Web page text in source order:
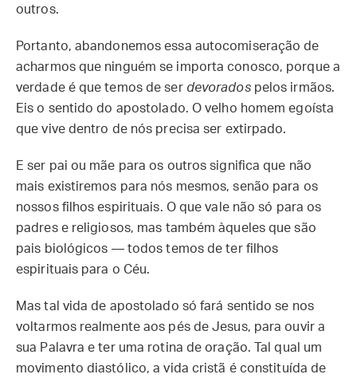
outros.
Portanto, abandonemos essa autocomiseração de
acharmos que ninguém se importa conosco, porque a
verdade é que temos de ser devoradospelos irmãos.
Eis o sentido do apostolado. O velho homem egoísta
que vive dentro de nós precisa ser extirpado.
E ser pai ou mãe para os outros significa que não
mais existiremos para nós mesmos, senão para os
nossos filhos espirituais. O que vale não só para os
padres e religiosos, mas também àqueles que são
pais biológicos — todos temos de ter filhos
espirituais para o Céu.
Mas tal vida de apostolado só fará sentido se nos
voltarmos realmente aos pés de Jesus, para ouvir a
sua Palavra e ter uma rotina de oração. Tal qual um
movimento diastólico, a vida cristã é constituída de